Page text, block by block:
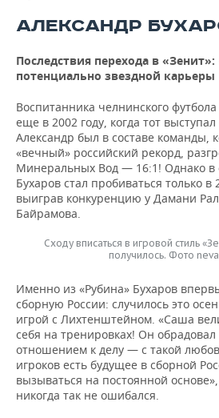
АЛЕКСАНДР
Последствия перехода в
потенциально звездной карьеры
Воспитанника челнинского
еще в 2002 году, когда тот
Александр был в составе команды,
«вечный» российский рекорд,
Минеральных Вод — 16:1! Однако в
Бухаров стал пробиваться только в
выиграв конкуренцию у Дамани
Байрамова.
Сходу вписаться в игровой стиль
получилось. Фото
Именно из «Рубина» Бухаров
сборную России: случилось это
игрой с Лихтенштейном. «Саша
себя на тренировках! Он
отношением к делу — с такой
игроков есть будущее в сборной
вызываться на постоянной
никогда так не ошибался.